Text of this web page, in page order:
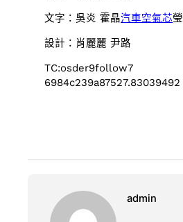
文字：吳炎 霍晶汽車空氣芯瑩
設計：肖麗麗 尹路
TC:osder9follow7
6984c239a87527.83039492
admin